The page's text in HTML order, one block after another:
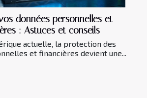
données personnelles et
: Astuces et conseils
actuelle, la protection des
et financières devient une...